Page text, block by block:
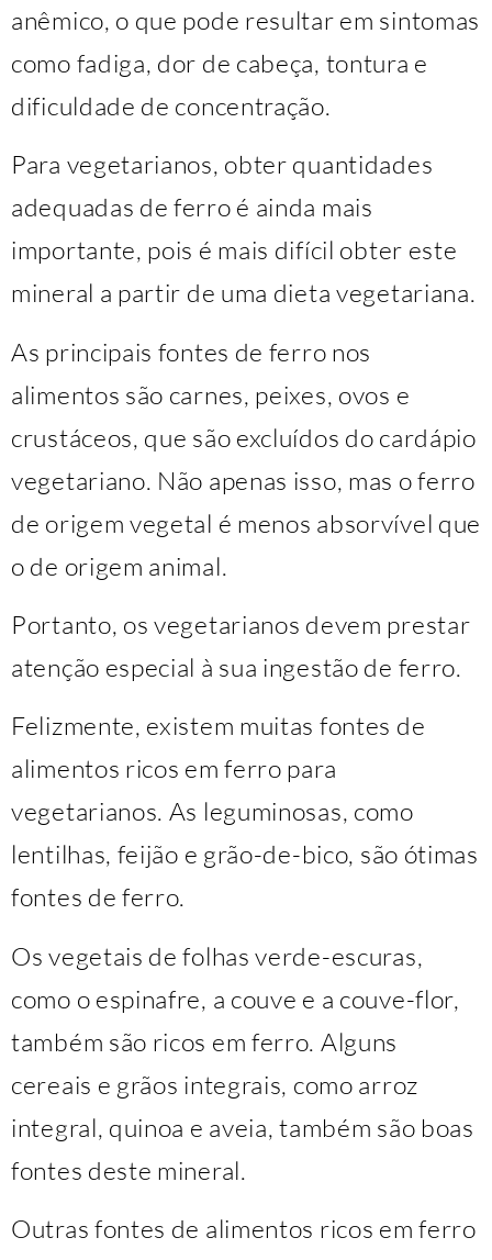
anêmico, o que pode resultar em sintomas
como fadiga, dor de cabeça, tontura e
dificuldade de concentração.
Para vegetarianos, obter quantidades
adequadas de ferro é ainda mais
importante, pois é mais difícil obter este
mineral a partir de uma dieta vegetariana.
As principais fontes de ferro nos
alimentos são carnes, peixes, ovos e
crustáceos, que são excluídos do cardápio
vegetariano. Não apenas isso, mas o ferro
de origem vegetal é menos absorvível que
o de origem animal.
Portanto, os vegetarianos devem prestar
atenção especial à sua ingestão de ferro.
Felizmente, existem muitas fontes de
alimentos ricos em ferro para
vegetarianos. As leguminosas, como
lentilhas, feijão e grão-de-bico, são ótimas
fontes de ferro.
Os vegetais de folhas verde-escuras,
como o espinafre, a couve e a couve-flor,
também são ricos em ferro. Alguns
cereais e grãos integrais, como arroz
integral, quinoa e aveia, também são boas
fontes deste mineral.
Outras fontes de alimentos ricos em ferro